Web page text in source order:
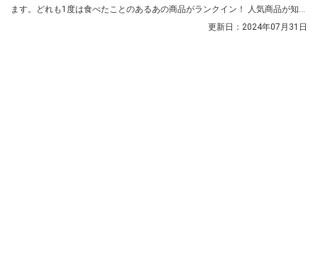
ます。どれも1度は食べたことのあるあの商品がランクイン！ 人気商品が知り
更新日： 2024年07月31日